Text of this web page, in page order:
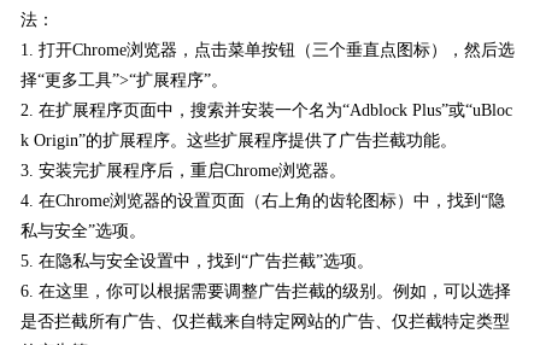
法：
1. 打开Chrome浏览器，点击菜单按钮（三个垂直点图标），然后选
择“更多工具”>“扩展程序”。
2. 在扩展程序页面中，搜索并安装一个名为“Adblock Plus”或“uBloc
k Origin”的扩展程序。这些扩展程序提供了广告拦截功能。
3. 安装完扩展程序后，重启Chrome浏览器。
4. 在Chrome浏览器的设置页面（右上角的齿轮图标）中，找到“隐
私与安全”选项。
5. 在隐私与安全设置中，找到“广告拦截”选项。
6. 在这里，你可以根据需要调整广告拦截的级别。例如，可以选择
是否拦截所有广告、仅拦截来自特定网站的广告、仅拦截特定类型